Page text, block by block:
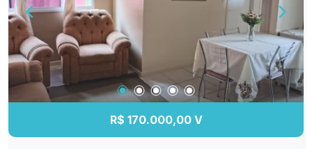
R$ 170.000,00 V